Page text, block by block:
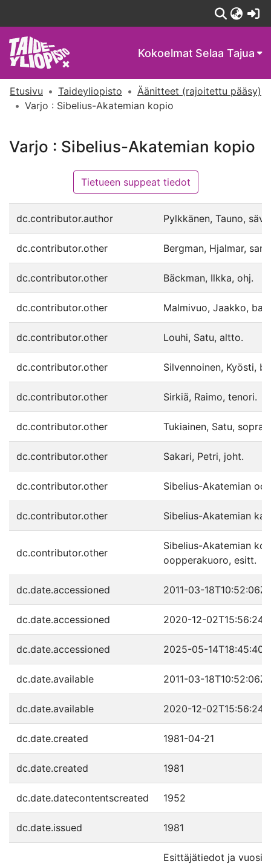
Kokoelmat Selaa Tajua
Etusivu Taideyliopisto
Äänitteet (rajoitettu pääsy)
Varjo : Sibelius-Akatemian kopio
Varjo : Sibelius-Akatemian kopio
Tietueen suppeat tiedot
dc.contributor.author Pylkkänen, Tauno, säv.
dc.contributor.other Bergman, Hjalmar, san.
dc.contributor.other Bäckman, Ilkka, ohj.
dc.contributor.other Malmivuo, Jaakko,
dc.contributor.other Louhi, Satu, altto.
dc.contributor.other Silvennoinen, Kyösti,
dc.contributor.other Sirkiä, Raimo, tenori.
dc.contributor.other Tukiainen, Satu,
dc.contributor.other Sakari, Petri, joht.
dc.contributor.other Sibelius-Akatemian
dc.contributor.other Sibelius-Akatemian
dc.contributor.other
Sibelius-Akatemian
oopperakuoro, esitt.
dc.date.accessioned 2011-03-18T10:52:06Z
dc.date.accessioned 2020-12-02T15:56:24Z
dc.date.accessioned 2025-05-14T18:45:40Z
dc.date.available 2011-03-18T10:52:06Z
dc.date.available 2020-12-02T15:56:24Z
dc.date.created 1981-04-21
dc.date.created 1981
dc.date.datecontentscreated 1952
dc.date.issued 1981
Esittäjätiedot ja